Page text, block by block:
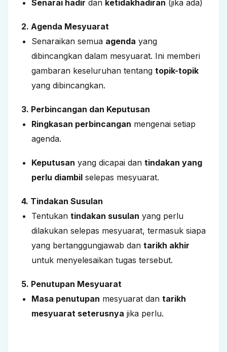
Senarai hadir dan ketidakhadiran (jika ada)
2. Agenda Mesyuarat
Senaraikan semua agenda yang
dibincangkan dalam mesyuarat. Ini memberi
gambaran keseluruhan tentang topik-topik
yang dibincangkan.
3. Perbincangan dan Keputusan
Ringkasan perbincangan mengenai setiap
agenda.
Keputusan yang dicapai dan tindakan yang
perlu diambil selepas mesyuarat.
4. Tindakan Susulan
Tentukan tindakan susulan yang perlu
dilakukan selepas mesyuarat, termasuk siapa
yang bertanggungjawab dan tarikh akhir
untuk menyelesaikan tugas tersebut.
5. Penutupan Mesyuarat
Masa penutupan mesyuarat dan tarikh
mesyuarat seterusnya jika perlu.